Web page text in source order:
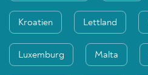
Kroatien Lettland
Luxemburg Malta